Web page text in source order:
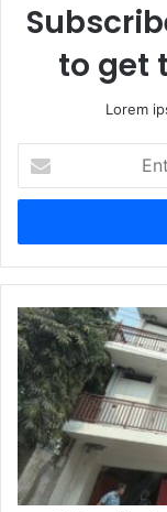
to get
Lorem
your
Email